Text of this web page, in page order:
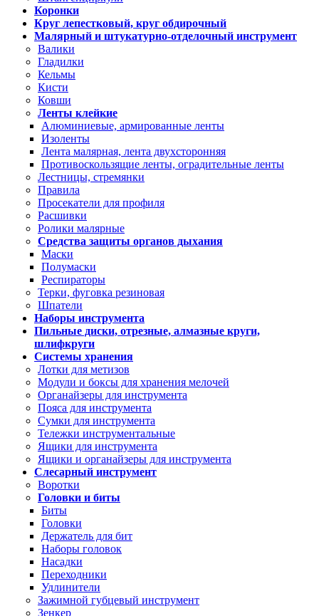
Коронки
Круг лепестковый, круг обдирочный
Малярный и штукатурно-отделочный инструмент
Валики
Гладилки
Кельмы
Кисти
Ковши
Ленты клейкие
Алюминиевые, армированные ленты
Изоленты
Лента малярная, лента двухсторонняя
Противоскользящие ленты, оградительные ленты
Лестницы, стремянки
Правила
Просекатели для профиля
Расшивки
Ролики малярные
Средства защиты органов дыхания
Маски
Полумаски
Респираторы
Терки, фуговка резиновая
Шпатели
Наборы инструмента
Пильные диски, отрезные, алмазные круги,
шлифкруги
Системы хранения
Лотки для метизов
Модули и боксы для хранения мелочей
Органайзеры для инструмента
Пояса для инструмента
Сумки для инструмента
Тележки инструментальные
Ящики для инструмента
Ящики и органайзеры для инструмента
Слесарный инструмент
Воротки
Головки и биты
Биты
Головки
Держатель для бит
Наборы головок
Насадки
Переходники
Удлинители
Зажимной губцевый инструмент
Зенкер